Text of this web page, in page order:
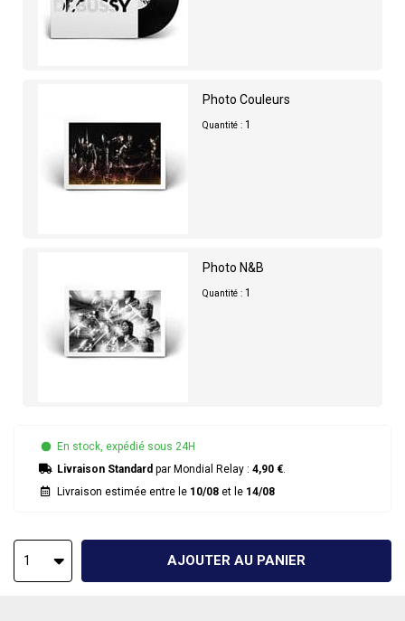
Photo Couleurs
Quantité : 1
Photo N&B
Quantité : 1
En stock, expédié sous 24H
Livraison Standard par Mondial Relay : 4,90 €
Livraison estimée entre le 10/08 et le 14/08
1 AJOUTER AU PANIER